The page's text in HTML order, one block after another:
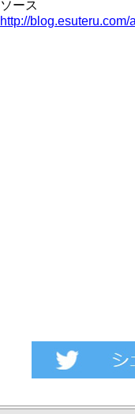
ソース
http://